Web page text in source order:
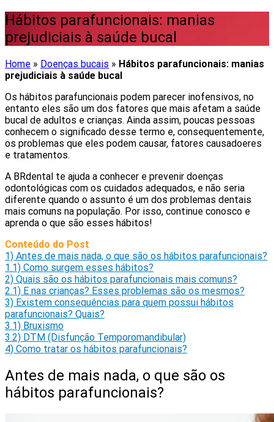
Hábitos parafuncionais: manias
prejudiciais à saúde bucal
Home » Doenças bucais » Hábitos parafuncionais: manias
prejudiciais à saúde bucal
Os hábitos parafuncionais podem parecer inofensivos, no
entanto eles são um dos fatores que mais afetam a saúde
bucal de adultos e crianças. Ainda assim, poucas pessoas
conhecem o significado desse termo e, consequentemente,
os problemas que eles podem causar, fatores causadoeres
e tratamentos.
A BRdental te ajuda a conhecer e prevenir doenças
odontológicas com os cuidados adequados, e não seria
diferente quando o assunto é um dos problemas dentais
mais comuns na população. Por isso, continue conosco e
aprenda o que são esses hábitos!
Conteúdo do Post
1) Antes de mais nada, o que são os hábitos parafuncionais?
1.1) Como surgem esses hábitos?
2) Quais são os hábitos parafuncionais mais comuns?
2.1) E nas crianças? Esses problemas são os mesmos?
3) Existem consequências para quem possui hábitos
parafuncionais? Quais?
3.1) Bruxismo
3.2) DTM (Disfunção Temporomandibular)
4) Como tratar os hábitos parafuncionais?
Antes de mais nada, o que são os
hábitos parafuncionais?